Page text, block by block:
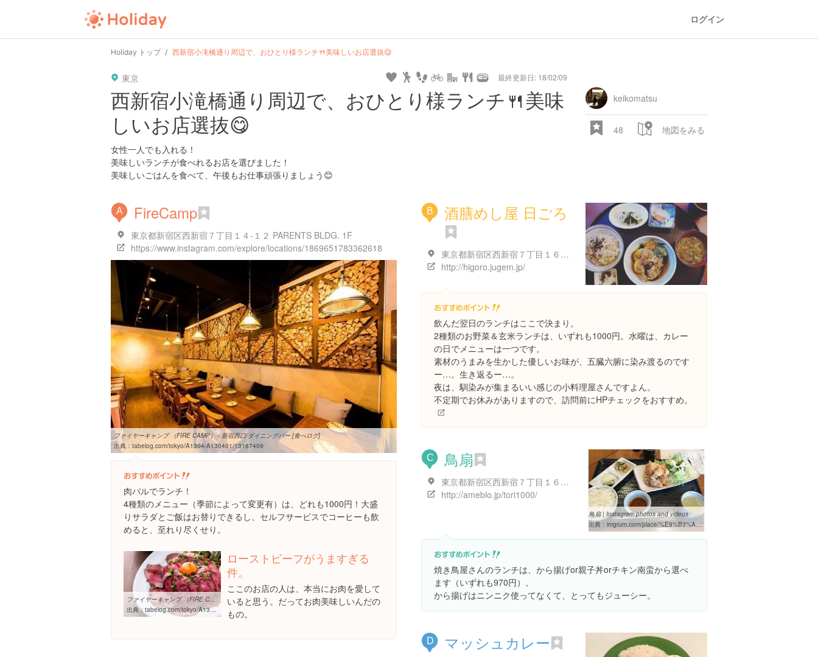
ログイン
Holiday トップ 西新宿小滝橋通り周辺で、おひとり様ランチ🍴美味しいお店選抜😋
東京 最終更新日: 18/02/09
西新宿小滝橋通り周辺で、おひとり様ランチ🍴美味
しいお店選抜😋
女性一人でも入れる！
美味しいランチが食べれるお店を選びました！
美味しいごはんを食べて、午後もお仕事頑張りましょう😊
keikomatsu
48 地図をみる
A FireCamp
東京都新宿区西新宿７丁目１４-１２ PARENTS BLDG. 1F
https://www.instagram.com/explore/locations/1869651783362618
ファイヤーキャンプ （FIRE CAMP） - 新宿西口/ダイニングバー [食べログ]
出典： tabelog.com/tokyo/A1304/A130401/13187409
肉バルでランチ！
4種類のメニュー（季節によって変更有）は、どれも1000円！大盛
りサラダとご飯はお替りできるし、セルフサービスでコーヒーも飲
めると、至れり尽くせり。
ファイヤーキャンプ （FIRE CAMP） - 新宿西口/ダイニングバー [食べログ]
出典： tabelog.com/tokyo/A1304/A130401/13187409
ローストビーフがうますぎる
件。
ここのお店の人は、本当にお肉を愛して
いると思う。だってお肉美味しいんだの
もの。
B 酒膳めし屋 日ごろ
東京都新宿区西新宿７丁目１６-２
http://higoro.jugem.jp/
飲んだ翌日のランチはここで決まり。
2種類のお野菜＆玄米ランチは、いずれも1000円。水曜は、カレー
の日でメニューは一つです。
素材のうまみを生かした優しいお味が、五臓六腑に染み渡るのです
ー…。生き返るー…。
夜は、馴染みが集まるいい感じの小料理屋さんですよん。
不定期でお休みがありますので、訪問前にHPチェックをおすすめ。
C 鳥扇
東京都新宿区西新宿７丁目１６-１５ 第3歯朶ビル 1F
http://ameblo.jp/tori1000/
鳥扇 | Instagram photos and videos
出典： imgrum.com/place/%E9%B3%A5%E6%89%87/1022279886
焼き鳥屋さんのランチは、から揚げor親子丼orチキン南蛮から選べ
ます（いずれも970円）。
から揚げはニンニク使ってなくて、とってもジューシー。
D マッシュカレー